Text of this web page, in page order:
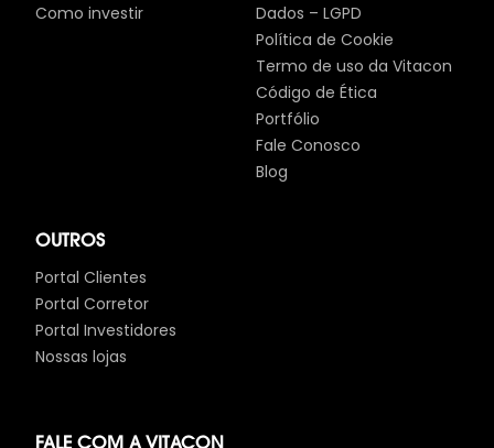
Como investir
Dados – LGPD
Política de Cookie
Termo de uso da Vitacon
Código de Ética
Portfólio
Fale Conosco
Blog
OUTROS
Portal Clientes
Portal Corretor
Portal Investidores
Nossas lojas
FALE COM A VITACON